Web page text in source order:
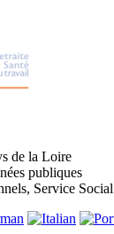
de la Loire
publiques
Service Social